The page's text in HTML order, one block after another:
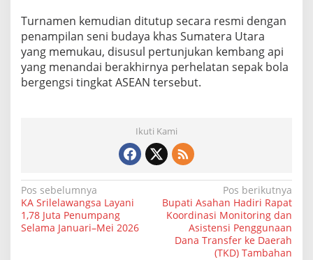
Turnamen kemudian ditutup secara resmi dengan
penampilan seni budaya khas Sumatera Utara
yang memukau, disusul pertunjukan kembang api
yang menandai berakhirnya perhelatan sepak bola
bergengsi tingkat ASEAN tersebut.
Ikuti Kami
N
a
v
Pos sebelumnya
KA Srilelawangsa Layani
1,78 Juta Penumpang
Selama Januari–Mei 2026
Pos berikutnya
Bupati Asahan Hadiri Rapat
Koordinasi Monitoring dan
Asistensi Penggunaan
Dana Transfer ke Daerah
(TKD) Tambahan